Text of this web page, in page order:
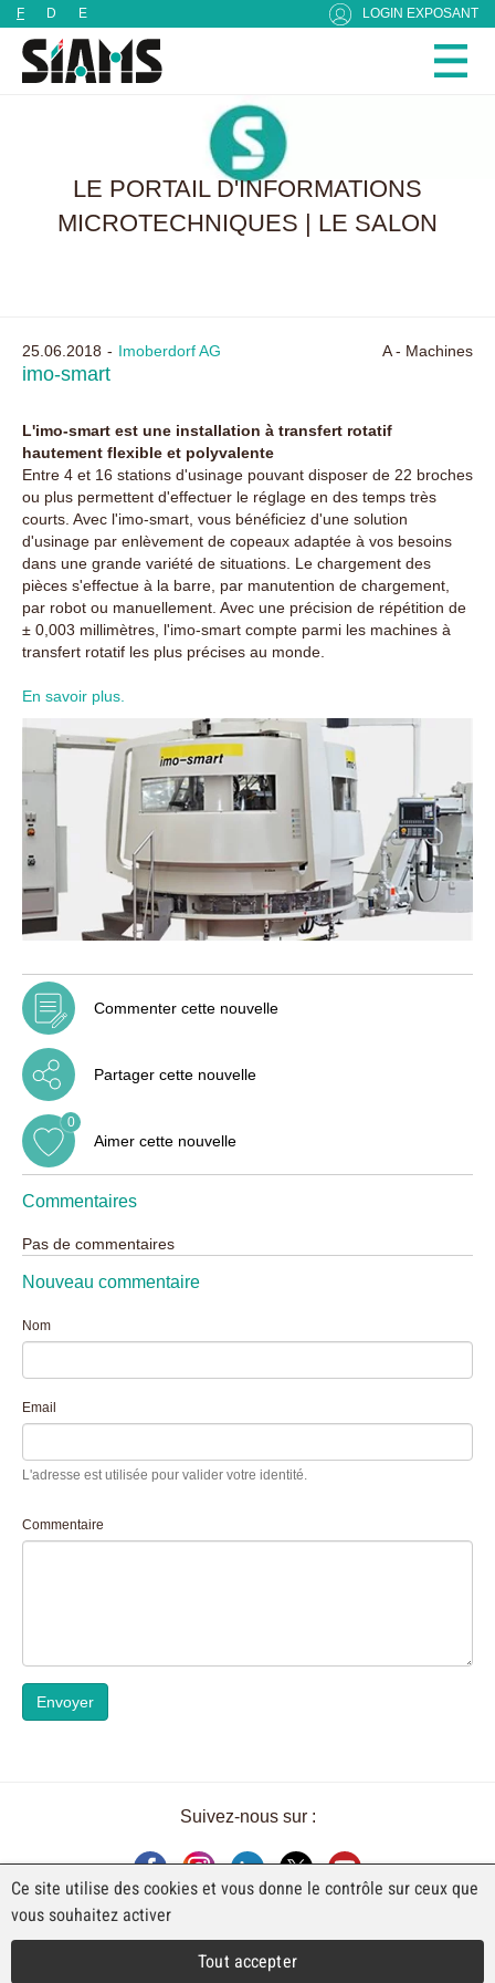
F D E LOGIN EXPOSANT
LE PORTAIL D'INFORMATIONS
MICROTECHNIQUES | LE SALON
25.06.2018 Imoberdorf AG A - Machines
imo-smart
L'imo-smart est une installation à transfert rotatif
hautement flexible et polyvalente
Entre 4 et 16 stations d'usinage pouvant disposer de 22 broches
ou plus permettent d'effectuer le réglage en des temps très
courts. Avec l'imo-smart, vous bénéficiez d'une solution
d'usinage par enlèvement de copeaux adaptée à vos besoins
dans une grande variété de situations. Le chargement des
pièces s'effectue à la barre, par manutention de chargement,
par robot ou manuellement. Avec une précision de répétition de
± 0,003 millimètres, l'imo-smart compte parmi les machines à
transfert rotatif les plus précises au monde.
En savoir plus.
Commenter cette nouvelle
Partager cette nouvelle
Aimer cette nouvelle
0
Commentaires
Pas de commentaires
Nouveau commentaire
Nom
Email
L'adresse est utilisée pour valider votre identité.
Commentaire
Envoyer
Suivez-nous sur :
UNE EXPOSITION DE FAJI SA
Rue Industrielle 98
Panneau de gestion des cookies
Ce site utilise des cookies et vous donne le contrôle sur ceux que
vous souhaitez activer
Tout accepter